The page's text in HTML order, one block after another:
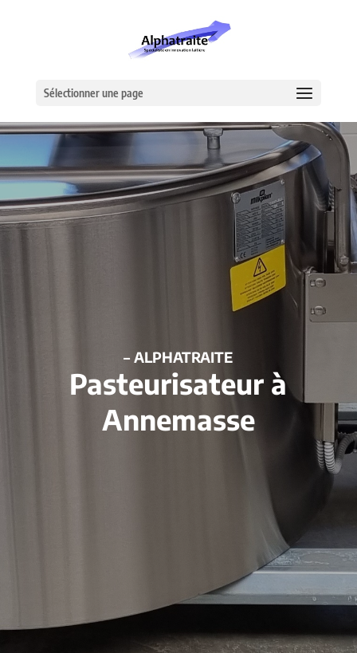
Sélectionner une page
– ALPHATRAITE
Pasteurisateur à
Annemasse